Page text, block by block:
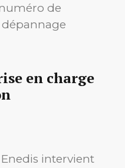
numéro de
en charge
Enedis intervient